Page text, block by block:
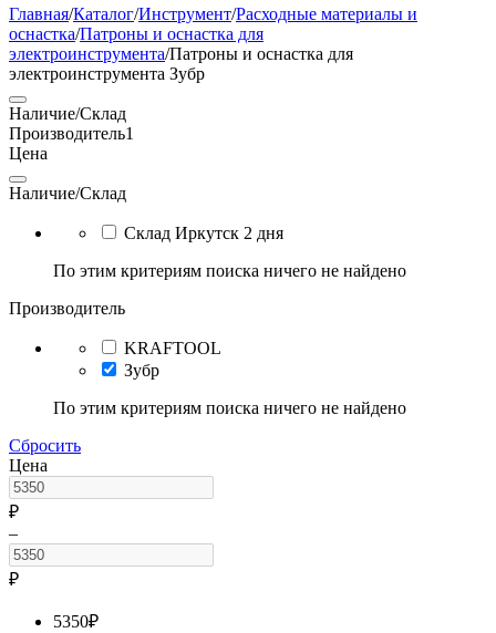
Главная/Каталог/Инструмент/Расходные материалы и
оснастка/Патроны и оснастка для
электроинструмента/Патроны и оснастка для
электроинструмента Зубр
Наличие/Склад
Производитель1
Цена
Наличие/Склад
Склад Иркутск 2 дня
По этим критериям поиска ничего не найдено
Производитель
KRAFTOOL
Зубр
По этим критериям поиска ничего не найдено
Сбросить
Цена
₽
–
₽
5350₽